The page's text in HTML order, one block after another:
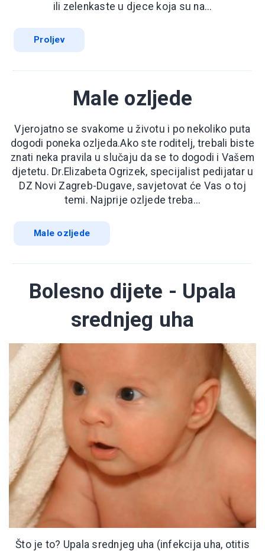
ili zelenkaste u djece koja su na...
Proljev
Male ozljede
Vjerojatno se svakome u životu i po nekoliko puta
dogodi poneka ozljeda.Ako ste roditelj, trebali biste
znati neka pravila u slučaju da se to dogodi i Vašem
djetetu. Dr.Elizabeta Ogrizek, specijalist pedijatar u
DZ Novi Zagreb-Dugave, savjetovat će Vas o toj
temi. Najprije ozljede treba...
Male ozljede
Bolesno dijete - Upala
srednjeg uha
Što je to? Upala srednjeg uha (infekcija uha, otitis